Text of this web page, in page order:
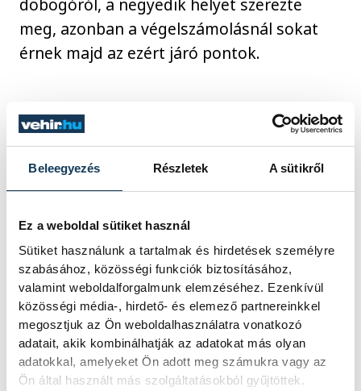
Beleegyezés Részletek A sütikről
Ez a weboldal sütiket használ
Sütiket használunk a tartalmak és hirdetések személyre
szabásához, közösségi funkciók biztosításához,
valamint weboldalforgalmunk elemzéséhez. Ezenkívül
közösségi média-, hirdető- és elemező partnereinkkel
megosztjuk az Ön weboldalhasználatra vonatkozó
adatait, akik kombinálhatják az adatokat más olyan
adatokkal, amelyeket Ön adott meg számukra vagy az
Ön által használt más szolgáltatásokból gyűjtöttek.
meg, azonban a végelszámolásnál sokat
érnek majd az ezért járó pontok.
a legjobb helyért. Ebben a kategóriában
csapatok háromfősek. A résztvevők
sorsát, az eredmények a következőképpen
alakultak. 1.Nagy Ádám János-Trifunov
Gábor-Varga Bence, 2. Gazsi Gerő
Zsombor-Farkas Ádám-Pós Adrienn 3.
Lakatos Enikő-Eke Péter-Hangodi András
4. Cselóczki Mátyás-Cseri Márk-Cselóczki
Bence Cselóczki Mátyás-Cseri Márk-